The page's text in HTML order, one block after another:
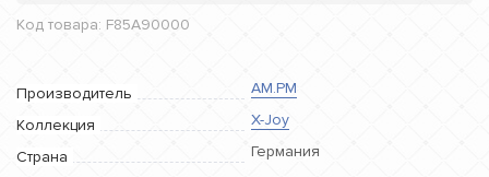
Код товара: F85A90000
Производитель
AM.PM
Коллекция
X-Joy
Страна
Германия